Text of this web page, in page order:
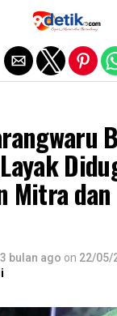
Mitra
3 bulan ago on 22/05/
Exit mobile version